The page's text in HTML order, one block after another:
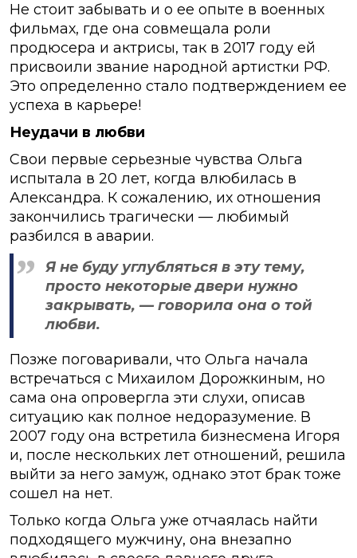
Не стоит забывать и о ее опыте в военных
фильмах, где она совмещала роли
продюсера и актрисы, так в 2017 году ей
присвоили звание народной артистки РФ.
Это определенно стало подтверждением ее
успеха в карьере!
Неудачи в любви
Свои первые серьезные чувства Ольга
испытала в 20 лет, когда влюбилась в
Александра. К сожалению, их отношения
закончились трагически — любимый
разбился в аварии.
Я не буду углубляться в эту тему,
просто некоторые двери нужно
закрывать, — говорила она о той
любви.
Позже поговаривали, что Ольга начала
встречаться с Михаилом Дорожкиным, но
сама она опровергла эти слухи, описав
ситуацию как полное недоразумение. В
2007 году она встретила бизнесмена Игоря
и, после нескольких лет отношений, решила
выйти за него замуж, однако этот брак тоже
сошел на нет.
Только когда Ольга уже отчаялась найти
подходящего мужчину, она внезапно